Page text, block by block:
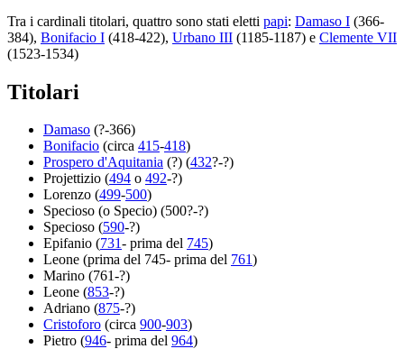
Tra i cardinali titolari, quattro sono stati eletti papi: Damaso I (366-
384), Bonifacio I (418-422), Urbano III (1185-1187) e Clemente VII
(1523-1534)
Titolari
Damaso (?-366)
Bonifacio (circa 415-418)
Prospero d'Aquitania (?) (432?-?)
Projettizio (494 o 492-?)
Lorenzo (499-500)
Specioso (o Specio) (500?-?)
Specioso (590-?)
Epifanio (731- prima del 745)
Leone (prima del 745- prima del 761)
Marino (761-?)
Leone (853-?)
Adriano (875-?)
Cristoforo (circa 900-903)
Pietro (946- prima del 964)